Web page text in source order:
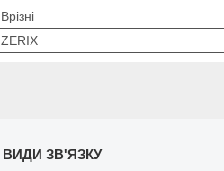
Врізні
ZERIX